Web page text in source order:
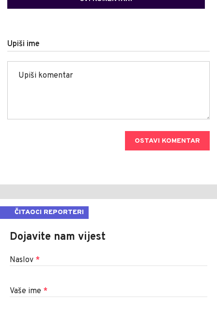
Upiši ime
OSTAVI KOMENTAR
ČITAOCI REPORTERI
Dojavite nam vijest
Naslov *
Vaše ime *